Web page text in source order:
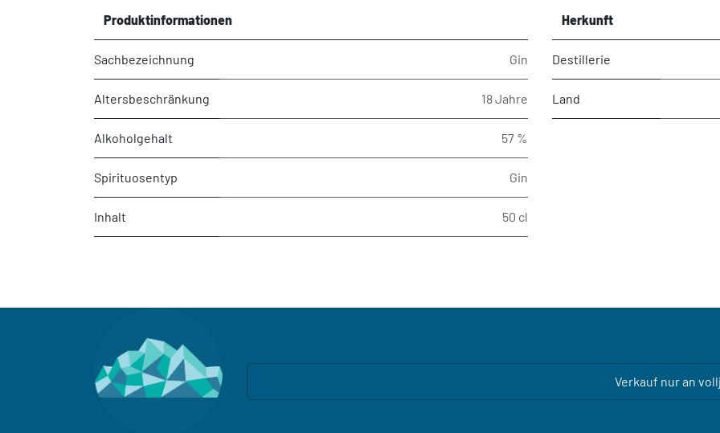
Produktinformationen
Sachbezeichnung Gin
Altersbeschränkung 18 Jahre
Alkoholgehalt 57 %
Spirituosentyp Gin
Inhalt 50 cl
Herkunft
Destillerie
Land
Verkauf nur an